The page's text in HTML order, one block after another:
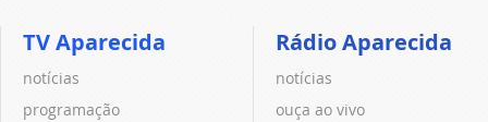
TV Aparecida
notícias
programação
Rádio Aparecida
notícias
ouça ao vivo